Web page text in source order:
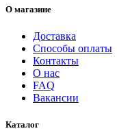
О магазине
Доставка
Способы оплаты
Контакты
О нас
FAQ
Вакансии
Каталог